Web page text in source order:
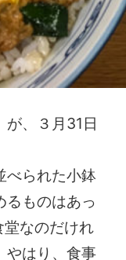
が、３月31日
べられた小鉢
るものはあっ
なのだけれ
やはり、食事